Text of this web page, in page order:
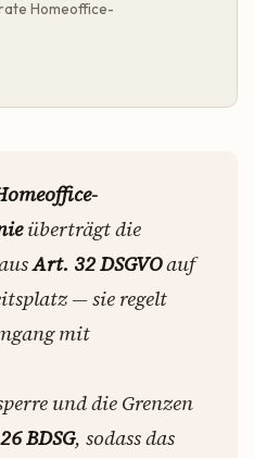
Homeoffice-
überträgt die
Art. 32 DSGVOauf
— sie regelt
mit
und die Grenzen
BDSG, sodass das